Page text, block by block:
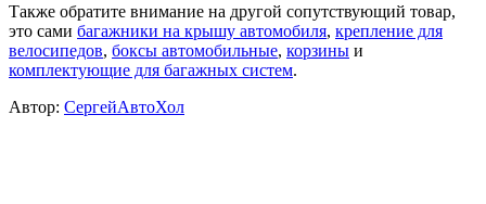
Также обратите внимание на другой сопутствующий товар,
это сами багажники на крышу автомобиля, крепление для
велосипедов, боксы автомобильные, корзины и
комплектующие для багажных систем.
Автор: СергейАвтоХол